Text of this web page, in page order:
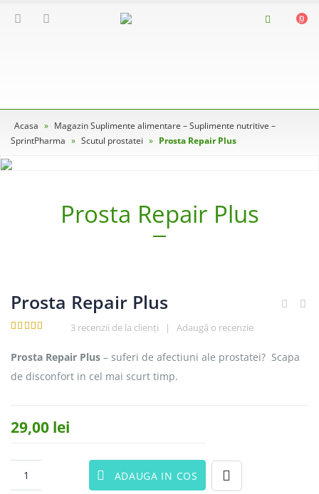
0
Acasa » Magazin Suplimente alimentare – Suplimente nutritive –
SprintPharma » Scutul prostatei » Prosta Repair Plus
Prosta Repair Plus
Prosta Repair Plus
3recenzii de la clienți | Adaugă o recenzie
Prosta Repair Plus – suferi de afectiuni ale prostatei? Scapa
de disconfort in cel mai scurt timp.
29,00 lei
ADAUGA IN COS